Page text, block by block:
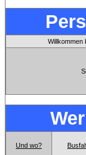
Willkommen
Und wo?